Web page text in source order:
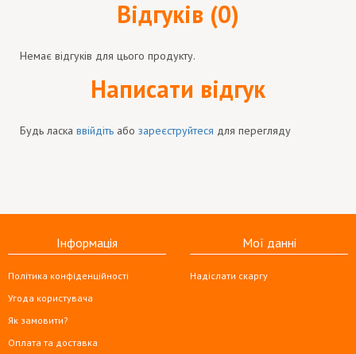
Відгуків (0)
Немає відгуків для цього продукту.
Написати відгук
Будь ласка ввійдіть або зареєструйтеся для перегляду
Інформація
Політика конфіденційності
Угода користувача
Як замовити?
Оплата та доставка
Мої данні
Надіслати скаргу